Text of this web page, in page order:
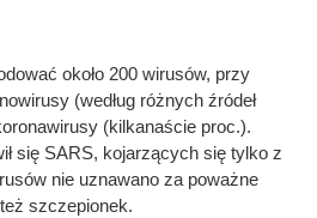
około 200 wirusów, przy
(według różnych źródeł
(kilkanaście proc.).
się SARS, kojarzących się tylko z
nie uznawano za poważne
szczepionek.